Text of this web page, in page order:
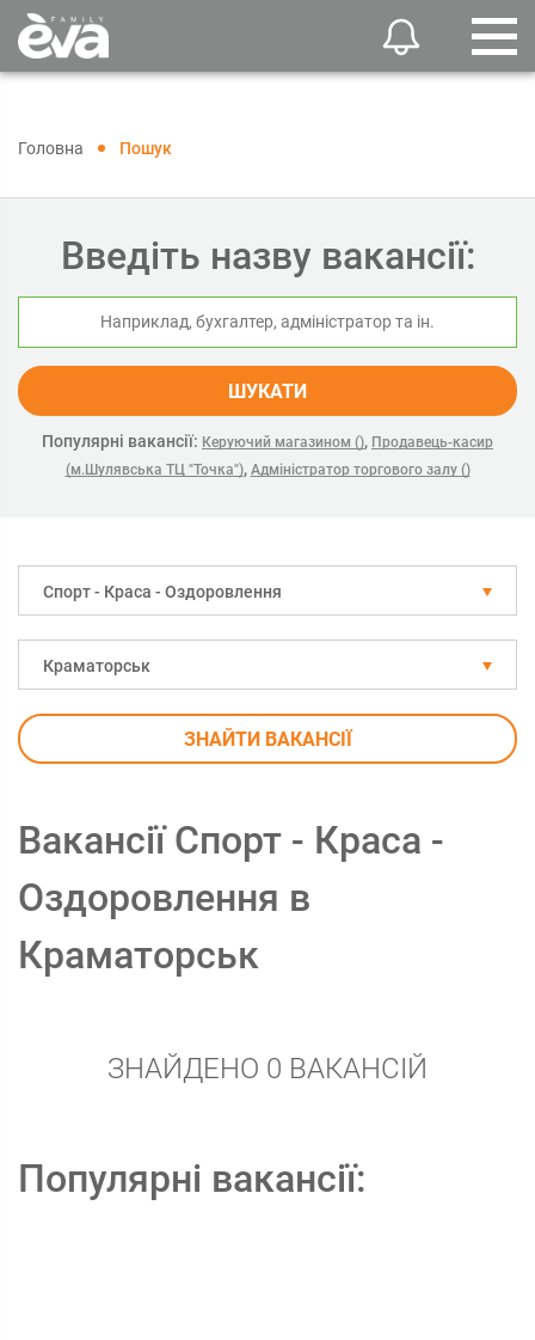
Головна Пошук
Введіть назву вакансії:
ШУКАТИ
Популярні вакансії: Керуючий магазином (), Продавець-касир
(м.Шулявська ТЦ "Точка"), Адміністратор торгового залу ()
Спорт - Краса - Оздоровлення
Краматорськ
ЗНАЙТИ ВАКАНСІЇ
Вакансії Спорт - Краса -
Оздоровлення в
Краматорськ
ЗНАЙДЕНО 0 ВАКАНСІЙ
Популярні вакансії: